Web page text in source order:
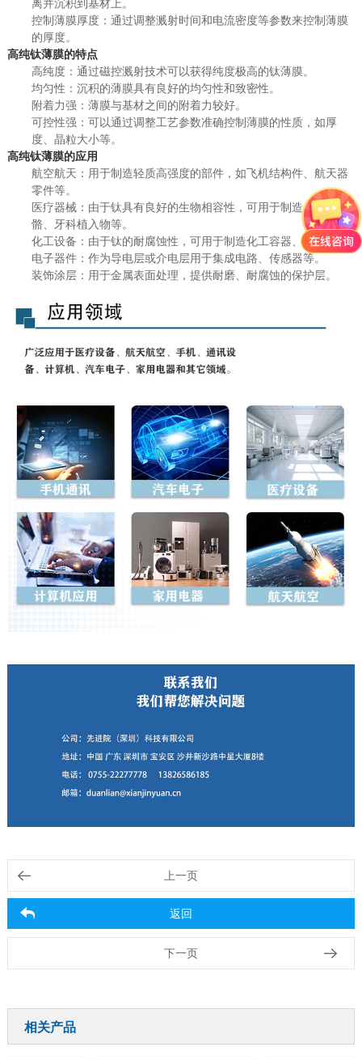
离并沉积到基材上。
控制薄膜厚度：通过调整溅射时间和电流密度等参数来控制薄膜
的厚度。
高纯钛薄膜的特点
高纯度：通过磁控溅射技术可以获得纯度极高的钛薄膜。
均匀性：沉积的薄膜具有良好的均匀性和致密性。
附着力强：薄膜与基材之间的附着力较好。
可控性强：可以通过调整工艺参数准确控制薄膜的性质，如厚
度、晶粒大小等。
高纯钛薄膜的应用
航空航天：用于制造轻质高强度的部件，如飞机结构件、航天器
零件等。
医疗器械：由于钛具有良好的生物相容性，可用于制造人工骨
骼、牙科植入物等。
化工设备：由于钛的耐腐蚀性，可用于制造化工容器、管道等。
电子器件：作为导电层或介电层用于集成电路、传感器等。
装饰涂层：用于金属表面处理，提供耐磨、耐腐蚀的保护层。
上一页
返回
下一页
相关产品